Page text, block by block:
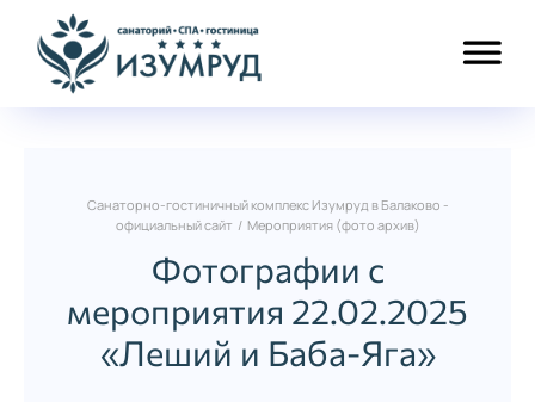
Санаторно-гостиничный комплекс Изумруд в Балаково -
официальный сайт / Мероприятия (фото архив)
Фотографии с
мероприятия 22.02.2025
«Леший и Баба-Яга»